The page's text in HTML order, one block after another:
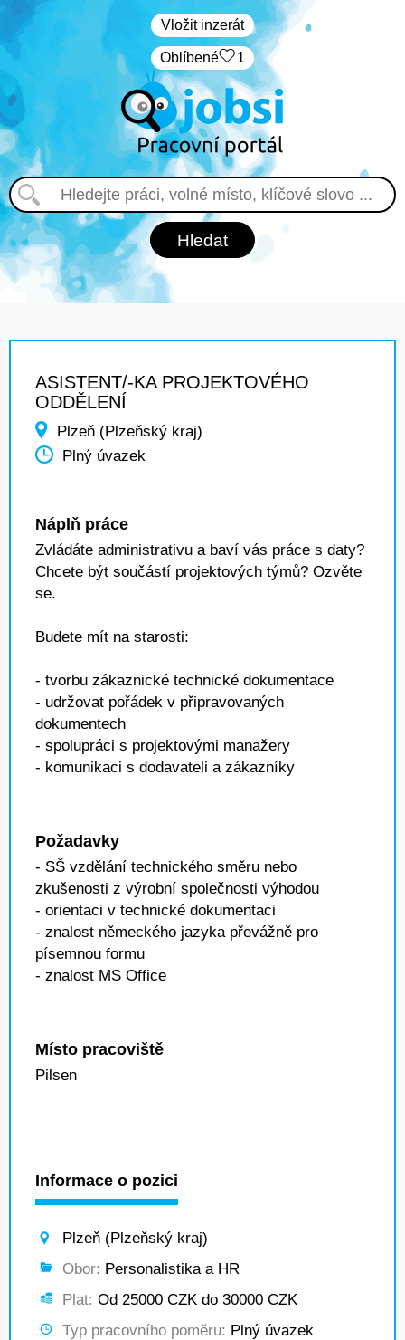
Vložit inzerát
Oblíbené 1
ASISTENT/-KA PROJEKTOVÉHO
ODDĚLENÍ
Plzeň (Plzeňský kraj)
Plný úvazek
Náplň práce
Zvládáte administrativu a baví vás práce s daty?
Chcete být součástí projektových týmů? Ozvěte
se.
Budete mít na starosti:
- tvorbu zákaznické technické dokumentace
- udržovat pořádek v připravovaných
dokumentech
- spolupráci s projektovými manažery
- komunikaci s dodavateli a zákazníky
Požadavky
- SŠ vzdělání technického směru nebo
zkušenosti z výrobní společnosti výhodou
- orientaci v technické dokumentaci
- znalost německého jazyka převážně pro
písemnou formu
- znalost MS Office
Místo pracoviště
Pilsen
Informace o pozici
Plzeň (Plzeňský kraj)
Obor: Personalistika a HR
Plat: Od 25000 CZK do 30000 CZK
Typ pracovního poměru: Plný úvazek